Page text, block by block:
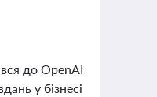
до OpenAI
у бізнесі